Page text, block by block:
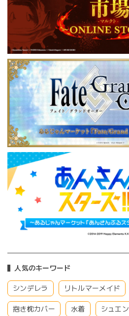
人気のキーワード
シンデレラ リトルマーメイド
抱き枕カバー 水着 シュエン